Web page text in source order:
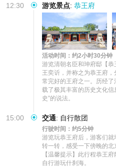
12:30 游览景点: 恭王府
活动时间：约2小时30分钟
游览清朝名臣和珅府邸【
王奕䜣，并称之为恭王府
常完好的王府之一。历经
载了极其丰富的历史文化
史”的说法。
15:00 交通: 自行散团
行驶时间：约5分钟
游览玩恭王府后，游客们
转一转，感受一下傍晚的北
【温馨提示】此行程恭王
自行游玩什刹海。